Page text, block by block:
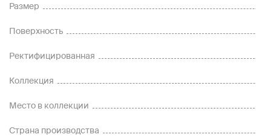
Размер
Поверхность
Ректифицированная
Коллекция
Место в коллекции
Страна производства